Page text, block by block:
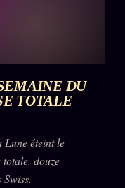
DU
TOTALE
éteint le
douze